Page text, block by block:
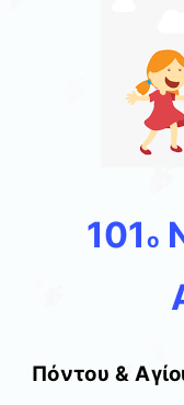
101 ο
Πόντου &